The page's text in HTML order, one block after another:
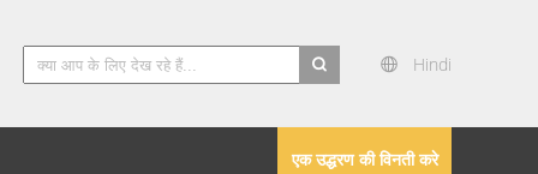
Hindi
एक उद्धरण की विनती करे